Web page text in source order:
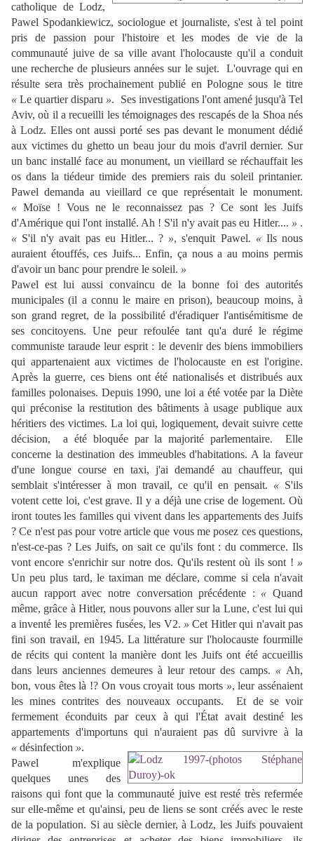
catholique de Lodz,
Pawel Spodankiewicz, sociologue et journaliste, s'est à tel point
pris de passion pour l'histoire et les modes de vie de la
communauté juive de sa ville avant l'holocauste qu'il a conduit
une recherche de plusieurs années sur le sujet. L'ouvrage qui en
résulte sera très prochainement publié en Pologne sous le titre
«Le quartier disparu ». Ses investigations l'ont amené jusqu'à Tel
Aviv, où il a recueilli les témoignages des rescapés de la Shoa nés
à Lodz. Elles ont aussi porté ses pas devant le monument dédié
aux victimes du ghetto un beau jour du mois d'avril dernier. Sur
un banc installé face au monument, un vieillard se réchauffait les
os dans la tiédeur timide des premiers rais du soleil printanier.
Pawel demanda au vieillard ce que représentait le monument.
« Moïse ! Vous ne le reconnaissez pas ? Ce sont les Juifs
d'Amérique qui l'ont installé. Ah ! S'il n'y avait pas eu Hitler.... » .
« S'il n'y avait pas eu Hitler... ? », s'enquit Pawel. « Ils nous
auraient étouffés, ces Juifs... Enfin, ça nous a au moins permis
d'avoir un banc pour prendre le soleil. »
Pawel est lui aussi convaincu de la bonne foi des autorités
municipales (il a connu le maire en prison), beaucoup moins, à
son grand regret, de la possibilité d'éradiquer l'antisémitisme de
ses concitoyens. Une peur refoulée tant qu'a duré le régime
communiste taraude leur esprit : le devenir des biens immobiliers
qui appartenaient aux victimes de l'holocauste en est l'origine.
Après la guerre, ces biens ont été nationalisés et distribués aux
familles polonaises. Depuis 1990, une loi a été votée par la Diète
qui préconise la restitution des bâtiments à usage publique aux
héritiers des victimes. La loi qui, logiquement, devait suivre cette
décision, a été bloquée par la majorité parlementaire. Elle
concerne la destination des immeubles d'habitations. A la faveur
d'une longue course en taxi, j'ai demandé au chauffeur, qui
semblait s'intéresser à mon travail, ce qu'il en pensait. « S'ils
votent cette loi, c'est grave. Il y a déjà une crise de logement. Où
iront toutes les familles qui vivent dans les appartements des Juifs
? Ce n'est pas pour votre article que vous me posez ces questions,
n'est-ce-pas ? Les Juifs, on sait ce qu'ils font : du commerce. Ils
vont encore s'enrichir sur notre dos. Qu'ils restent où ils sont ! »
Un peu plus tard, le taximan me déclare, comme si cela n'avait
aucun rapport avec notre conversation précédente : « Quand
même, grâce à Hitler, nous pouvons aller sur la Lune, c'est lui qui
a inventé les premières fusées, les V2. » Cet Hitler qui n'avait pas
fini son travail, en 1945. La littérature sur l'holocauste fourmille
de récits qui content la manière dont les Juifs ont été accueillis
dans leurs anciennes demeures à leur retour des camps. « Ah,
bon, vous êtes là !? On vous croyait tous morts», leur assénaient
les mines contrites des nouveaux occupants. Et de se voir
fermement éconduits par ceux à qui l'État avait destiné les
appartements d'importuns qui n'auraient pas dû survivre à la
« désinfection ».
Pawel m'explique
quelques unes des
raisons qui font que la communauté juive est resté très refermée
sur elle-même et qu'ainsi, peu de liens se sont créés avec le reste
de la population. Si au siècle dernier, à Lodz, les Juifs pouvaient